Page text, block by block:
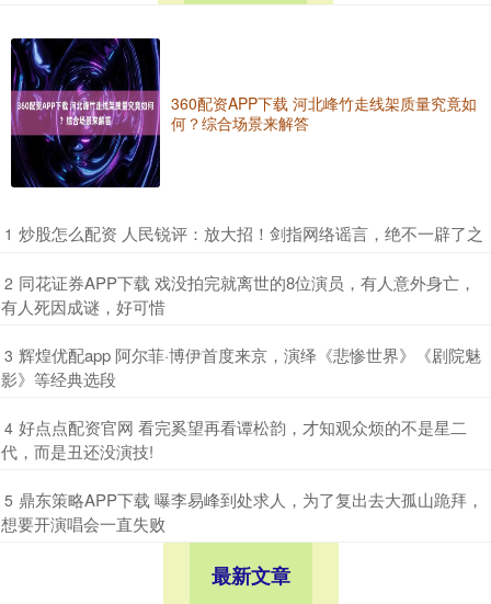
360配资APP下载 河北峰竹走线架质量究竟如
何？综合场景来解答
1 ​炒股怎么配资 人民锐评：放大招！剑指网络谣言，绝不一辟了之
2 ​同花证券APP下载 戏没拍完就离世的8位演员，有人意外身亡，
有人死因成谜，好可惜
3 ​辉煌优配app 阿尔菲·博伊首度来京，演绎《悲惨世界》《剧院魅
影》等经典选段
4 ​好点点配资官网 看完奚望再看谭松韵，才知观众烦的不是星二
代，而是丑还没演技!
5 ​鼎东策略APP下载 曝李易峰到处求人，为了复出去大孤山跪拜，
想要开演唱会一直失败
最新文章